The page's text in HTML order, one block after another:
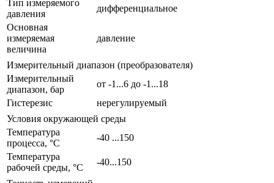
Тип измеряемого
давления
дифференциальное
Основная
измеряемая
величина
давление
Измерительный диапазон (преобразователя)
Измерительный
диапазон, бар
от -1...6 до -1...18
Гистерезис
нерегулируемый
Условия окружающей среды
Температура
процесса, °С
-40 ...150
Температура
рабочей среды, °С
-40...150